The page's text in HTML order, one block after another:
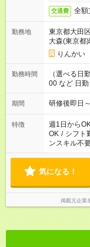
交通費 全額
勤務地
東京都大田区
大森(東京都)
りんかい
勤務時間
（選べる日
00
期間 研修後即日
特徴 週1日から
OK / シフト
ンスキル不
気になる！
掲載元企業